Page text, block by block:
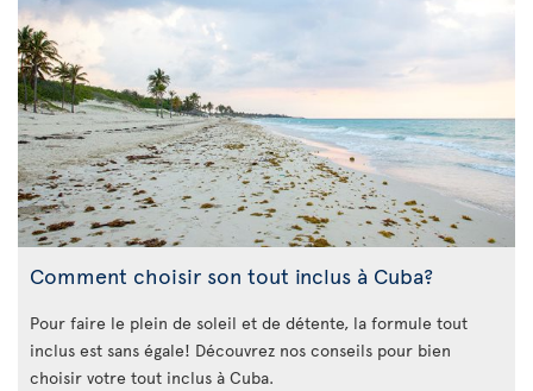
Comment choisir son tout inclus à Cuba?
Pour faire le plein de soleil et de détente, la formule tout
inclus est sans égale! Découvrez nos conseils pour bien
choisir votre tout inclus à Cuba.